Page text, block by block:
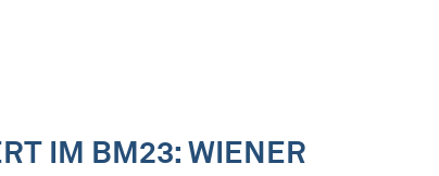
IM BM23: WIENER